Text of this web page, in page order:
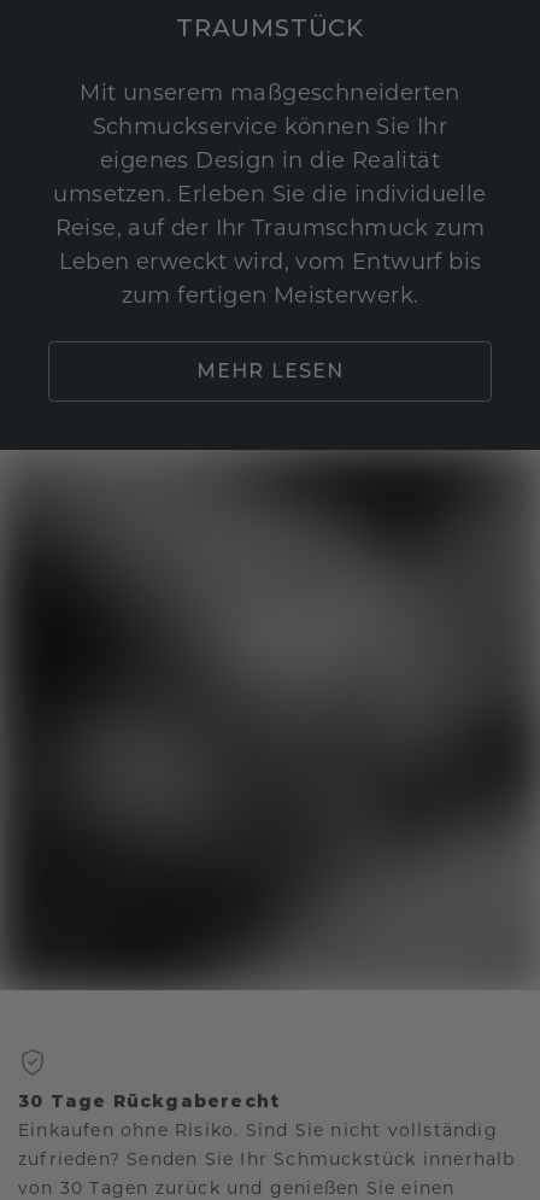
TRAUMSTÜCK
Mit unserem maßgeschneiderten
Schmuckservice können Sie Ihr
eigenes Design in die Realität
umsetzen. Erleben Sie die individuelle
Reise, auf der Ihr Traumschmuck zum
Leben erweckt wird, vom Entwurf bis
zum fertigen Meisterwerk.
MEHR LESEN
30 Tage Rückgaberecht
Einkaufen ohne Risiko. Sind Sie nicht vollständig
zufrieden? Senden Sie Ihr Schmuckstück innerhalb
von 30 Tagen zurück und genießen Sie einen